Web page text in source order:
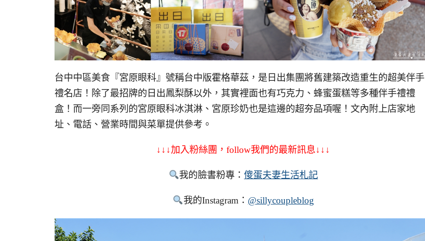
台中中區美食『宮原眼科』號稱台中版霍格華茲，是日出集團將舊建築改造重生的超美伴手
禮名店！除了最招牌的日出鳳梨酥以外，其實裡面也有巧克力、蜂蜜蛋糕等多種伴手禮禮
盒！而一旁同系列的宮原眼科冰淇淋、宮原珍奶也是這邊的超夯品項喔！文內附上店家地
址、電話、營業時間與菜單提供參考。
↓↓↓加入粉絲團，follow我們的最新訊息↓↓↓
我的臉書粉專：傻蛋夫妻生活札記
我的Instagram： @sillycoupleblog